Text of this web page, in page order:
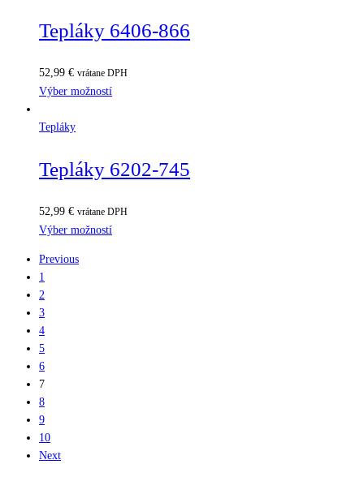
Tepláky 6406-866
52,99 € vrátane DPH
Výber možností
Tepláky
Tepláky 6202-745
52,99 € vrátane DPH
Výber možností
Previous
1
2
3
4
5
6
7
8
9
10
Next